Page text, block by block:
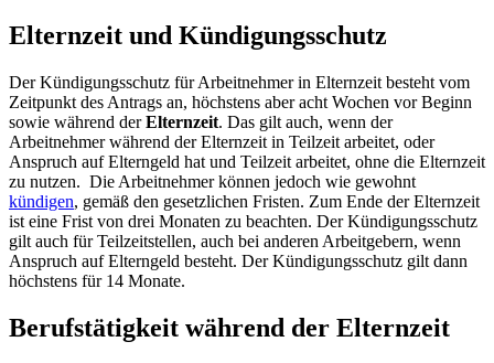
Elternzeit und Kündigungsschutz
Der Kündigungsschutz für Arbeitnehmer in Elternzeit besteht vom
Zeitpunkt des Antrags an, höchstens aber acht Wochen vor Beginn
sowie während derElternzeit. Das gilt auch, wenn der
Arbeitnehmer während der Elternzeit in Teilzeit arbeitet, oder
Anspruch auf Elterngeld hat und Teilzeit arbeitet, ohne die Elternzeit
zu nutzen. Die Arbeitnehmer können jedoch wie gewohnt
kündigen, gemäß den gesetzlichen Fristen. Zum Ende der Elternzeit
ist eine Frist von drei Monaten zu beachten. Der Kündigungsschutz
gilt auch für Teilzeitstellen, auch bei anderen Arbeitgebern, wenn
Anspruch auf Elterngeld besteht. Der Kündigungsschutz gilt dann
höchstens für 14 Monate.
Berufstätigkeit während der Elternzeit